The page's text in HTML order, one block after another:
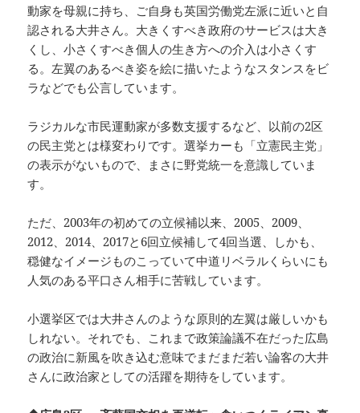
動家を母親に持ち、ご自身も英国労働党左派に近いと自
認される大井さん。大きくすべき政府のサービスは大き
くし、小さくすべき個人の生き方への介入は小さくす
る。左翼のあるべき姿を絵に描いたようなスタンスをビ
ラなどでも公言しています。
ラジカルな市民運動家が多数支援するなど、以前の2区
の民主党とは様変わりです。選挙カーも「立憲民主党」
の表示がないもので、まさに野党統一を意識していま
す。
ただ、2003年の初めての立候補以来、2005、2009、
2012、2014、2017と6回立候補して4回当選、しかも、
穏健なイメージものこっていて中道リベラルくらいにも
人気のある平口さん相手に苦戦しています。
小選挙区では大井さんのような原則的左翼は厳しいかも
しれない。それでも、これまで政策論議不在だった広島
の政治に新風を吹き込む意味でまだまだ若い論客の大井
さんに政治家としての活躍を期待をしています。